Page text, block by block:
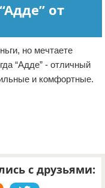
от
но мечтаете
“Адде” - отличный
и комфортные.
с друзьями: